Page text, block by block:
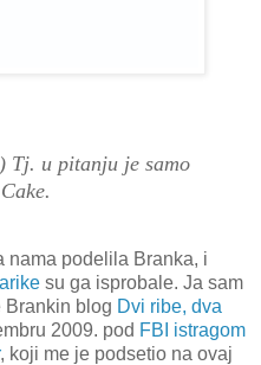
Tj. u pitanju je samo
nama podelila Branka, i
su ga isprobale. Ja sam
Brankin blog Dvi ribe, dva
2009. pod FBI istragom
, koji me je podsetio na ovaj